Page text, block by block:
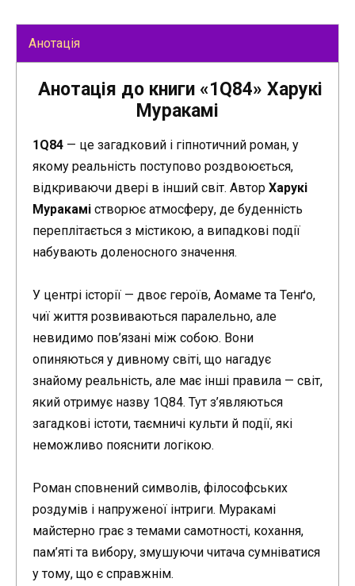
Анотація
Анотація до книги «1Q84» Харукі
Муракамі
1Q84 — це загадковий і гіпнотичний роман, у
якому реальність поступово роздвоюється,
відкриваючи двері в інший світ. Автор Харукі
Муракамі створює атмосферу, де буденність
переплітається з містикою, а випадкові події
набувають доленосного значення.
У центрі історії — двоє героїв, Аомаме та Тенґо,
чиї життя розвиваються паралельно, але
невидимо пов’язані між собою. Вони
опиняються у дивному світі, що нагадує
знайому реальність, але має інші правила — світ,
який отримує назву 1Q84. Тут з’являються
загадкові істоти, таємничі культи й події, які
неможливо пояснити логікою.
Роман сповнений символів, філософських
роздумів і напруженої інтриги. Муракамі
майстерно грає з темами самотності, кохання,
пам’яті та вибору, змушуючи читача сумніватися
у тому, що є справжнім.